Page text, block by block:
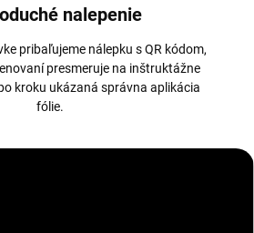
nalepenie
pribaľujeme nálepku s QR kódom,
presmeruje na inštruktážne
kroku ukázaná správna aplikácia
fólie.